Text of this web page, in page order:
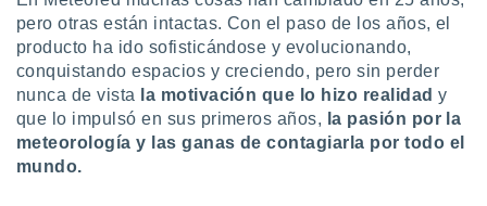
su
u
datos
momento
en
en
pero otras están intactas. Con el paso de los años, el
producto ha ido sofisticándose y evolucionando,
conquistando espacios y creciendo, pero sin perder
nunca de vista
la motivación que lo hizo realidad y
que lo impulsó en sus primeros años, la pasión por la
meteorología y las ganas de contagiarla por todo el
mundo.